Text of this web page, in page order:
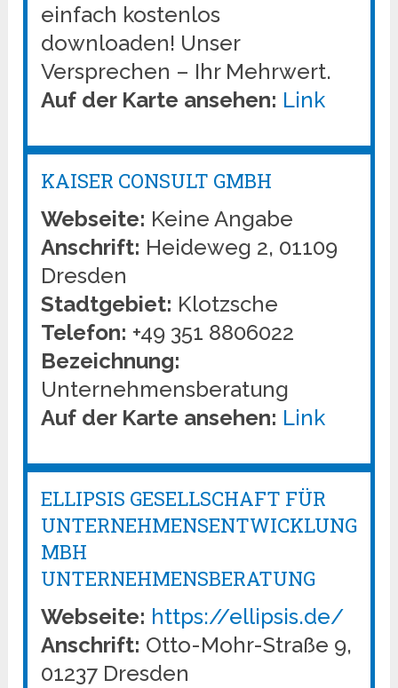
einfach kostenlos
downloaden! Unser
Versprechen – Ihr Mehrwert.
Auf der Karte ansehen: Link
KAISER CONSULT GMBH
Webseite: Keine Angabe
Anschrift: Heideweg 2, 01109
Dresden
Stadtgebiet: Klotzsche
Telefon: +49 351 8806022
Bezeichnung:
Unternehmensberatung
Auf der Karte ansehen: Link
ELLIPSIS GESELLSCHAFT FÜR
UNTERNEHMENSENTWICKLUNG
MBH
UNTERNEHMENSBERATUNG
Webseite: https://ellipsis.de/
Anschrift: Otto-Mohr-Straße 9,
01237 Dresden